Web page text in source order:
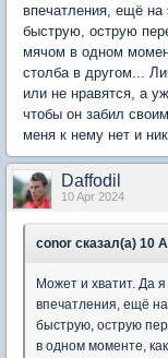
впечатления, ещё на
быструю, острую
мячом в одном
столба в другом...
или не нравятся, а
чтобы он забил
меня к нему нет и
Daffodil
10 Apr 2024
conor сказал(а) 10
Может и хватит. Да
впечатления, ещё
быструю, острую
в одном моменте, как